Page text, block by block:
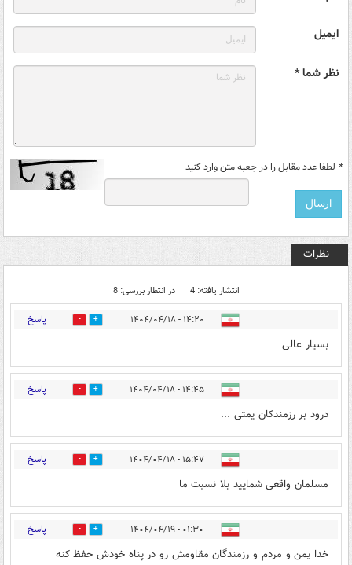
ایمیل
نظر شما *
* لطفا عدد مقابل را در جعبه متن وارد کنید
نظرات
انتشار یافته: 4 در انتظار بررسی: 8
۱۴:۲۰ - ۱۴۰۴/۰۴/۱۸ 6 پاسخ
بسیار عالی
۱۴:۴۵ - ۱۴۰۴/۰۴/۱۸ 8 پاسخ
درود بر رزمندکان یمتی ...
۱۵:۴۷ - ۱۴۰۴/۰۴/۱۸ 5 پاسخ
مسلمان واقعی شمایید بلا نسبت ما
۰۱:۳۰ - ۱۴۰۴/۰۴/۱۹ 2 پاسخ
خدا یمن و مردم و رزمندگان مقاومش رو در پناه خودش حفظ کنه